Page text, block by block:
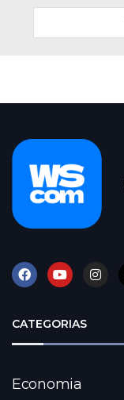
CATEGORIAS
Economia